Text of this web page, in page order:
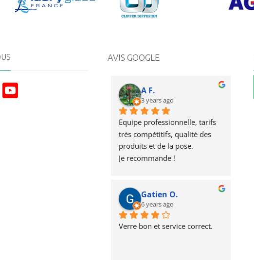
In
AVIS GOOGLE
A F.
3 years ago
Equipe professionnelle, tarifs
très compétitifs, qualité des
produits et de la pose.
Je recommande !
Gatien O.
6 years ago
Verre bon et service correct.